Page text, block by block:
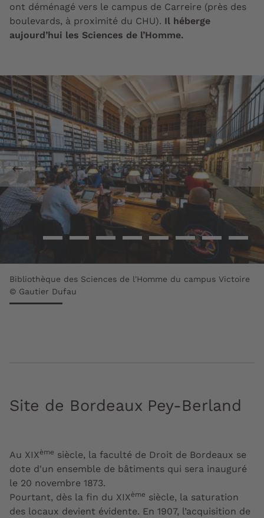
ont déménagé vers le campus de Carreire (près des
boulevards, à proximité du CHU). Il héberge
aujourd’hui les Sciences de l’Homme.
Bibliothèque des Sciences de l'Homme du campus Victoire
© Gautier Dufau
Site de Bordeaux Pey-Berland
Au XIXème siècle, la faculté de Droit de Bordeaux se
dote d'un ensemble de bâtiments qui sera inauguré
le 20 novembre 1873.
Pourtant, dès la fin du XIXème siècle, la saturation
des locaux devient évidente. En 1907, l’acquisition de